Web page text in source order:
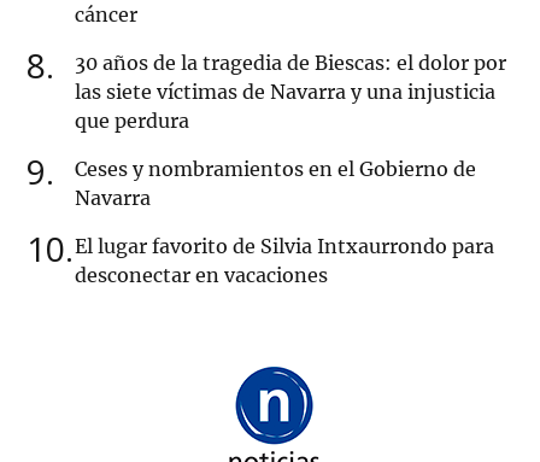
cáncer
8
30 años de la tragedia de Biescas: el dolor por
las siete víctimas de Navarra y una injusticia
que perdura
9
Ceses y nombramientos en el Gobierno de
Navarra
10 El lugar favorito de Silvia Intxaurrondo para
desconectar en vacaciones